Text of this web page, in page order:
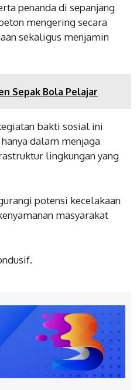
penanda di sepanjang
mengering secara
sekaligus menjamin
Sepak Bola Pelajar
bakti sosial ini
dalam menjaga
lingkungan yang
potensi kecelakaan
masyarakat